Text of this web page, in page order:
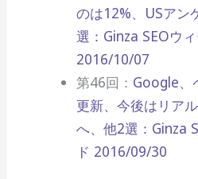
のは12%、USアン
選：Ginza SEOウ
2016/10/07
第46回： Google、
更新、今後はリア
へ、他2選：Ginza
ド 2016/09/30